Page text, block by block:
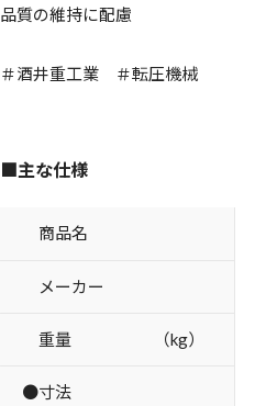
品質の維持に配慮
＃酒井重工業 ＃転圧機械
■主な仕様
商品名
メーカー
重量 （kg）
●寸法